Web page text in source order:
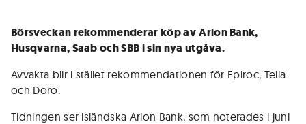
Börsveckan rekommenderar köp av Arion Bank,
Husqvarna, Saab och SBB i sin nya utgåva.
Avvakta blir i stället rekommendationen för Epiroc, Telia
och Doro.
Tidningen ser isländska Arion Bank, som noterades i juni